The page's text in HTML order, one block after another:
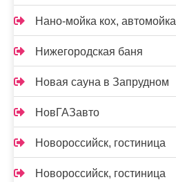
Нано-мойка кох, автомойка
Нижегородская баня
Новая сауна в Запрудном
НовГАЗавто
Новороссийск, гостиница
Новороссийск, гостиница